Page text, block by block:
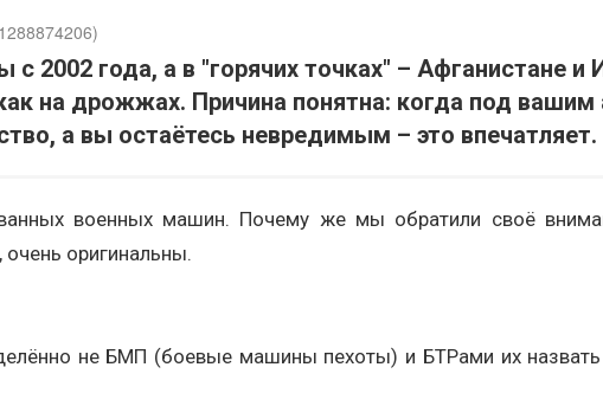
2002 года, а в "горячих точках" – Афганистане и
на дрожжах. Причина понятна: когда под
а вы остаётесь невредимым – это впечатляет.
военных машин. Почему же мы обратили своё
оригинальны.
не БМП (боевые машины пехоты) и БТРами их